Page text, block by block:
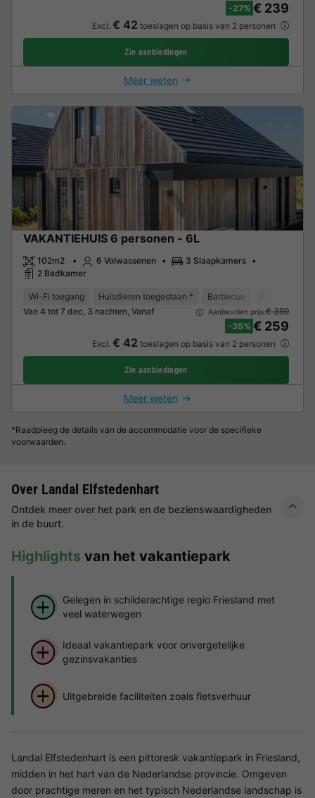
-27% € 239
Excl. € 42 toeslagen op basis van 2 personen
Zie aanbiedingen
Meer weten
VAKANTIEHUIS 6 personen - 6L
102m2 6 Volwassenen
3 Slaapkamers
2 Badkamer
Wi-Fi toegang Huisdieren toegestaan * Barbecue
Van 4 tot 7 dec, 3 nachten, Vanaf
Aanbevolen prijs:€ 399
-35% € 259
Excl. € 42 toeslagen op basis van 2 personen
Zie aanbiedingen
Meer weten
*Raadpleeg de details van de accommodatie voor de specifieke
voorwaarden.
Over Landal Elfstedenhart
Ontdek meer over het park en de bezienswaardigheden
in de buurt.
Highlights van het vakantiepark
Gelegen in schilderachtige regio Friesland met
veel waterwegen
Ideaal vakantiepark voor onvergetelijke
gezinsvakanties
Uitgebreide faciliteiten zoals fietsverhuur
Landal Elfstedenhart is een pittoresk vakantiepark in Friesland,
midden in het hart van de Nederlandse provincie. Omgeven
door prachtige meren en het typisch Nederlandse landschap is